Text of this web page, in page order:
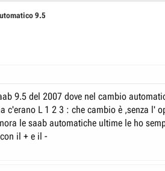
9.5
9.5 del 2007 dove nel cambio
c'erano L 1 2 3 : che cambio è ,senza l'
le saab automatiche ultime le ho
il + e il -